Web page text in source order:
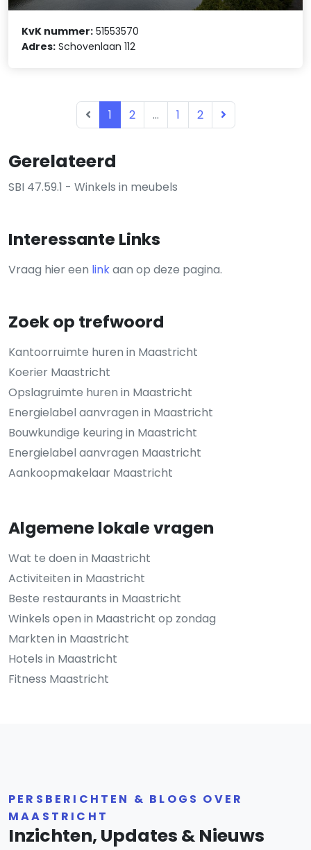
Gerelateerd
SBI 47.59.1 - Winkels in meubels
Interessante Links
Vraag hier een linkaan op deze pagina.
Zoek op trefwoord
Kantoorruimte huren in Maastricht
Koerier Maastricht
Opslagruimte huren in Maastricht
Energielabel aanvragen in Maastricht
Bouwkundige keuring in Maastricht
Energielabel aanvragen Maastricht
Aankoopmakelaar Maastricht
Algemene lokale vragen
Wat te doen in Maastricht
Activiteiten in Maastricht
Beste restaurants in Maastricht
Winkels open in Maastricht op zondag
Markten in Maastricht
Hotels in Maastricht
Fitness Maastricht
KvK nummer: 51553570
Adres: Schovenlaan 112
1 2 ... 1 2
PERSBERICHTEN & BLOGS OVER
MAASTRICHT
Inzichten, Updates & Nieuws